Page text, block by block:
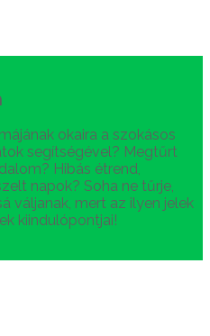
okaira a szokásos
segítségével? Megtűrt
Hibás étrend,
napok? Soha ne tűrje,
váljanak, mert az ilyen jelek
kiindulópontjai!